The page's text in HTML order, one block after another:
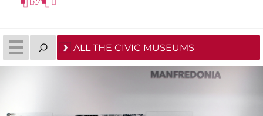
ALL THE CIVIC MUSEUMS